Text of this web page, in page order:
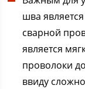
шва
сварной
является
проволоки
ввиду